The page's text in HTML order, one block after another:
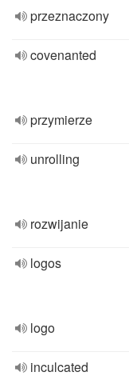
przeznaczony
covenanted
przymierze
unrolling
rozwijanie
logos
logo
inculcated